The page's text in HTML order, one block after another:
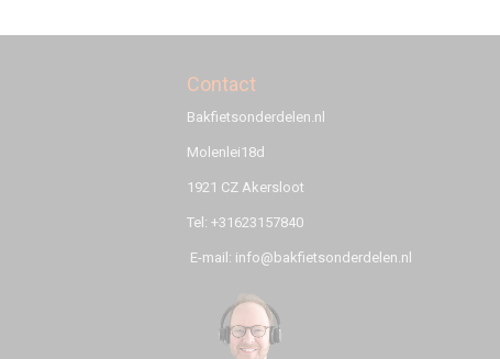
Contact
Bakfietsonderdelen.nl
Molenlei18d
1921 CZ Akersloot
Tel: +31623157840
E-mail: info@bakfietsonderdelen.nl